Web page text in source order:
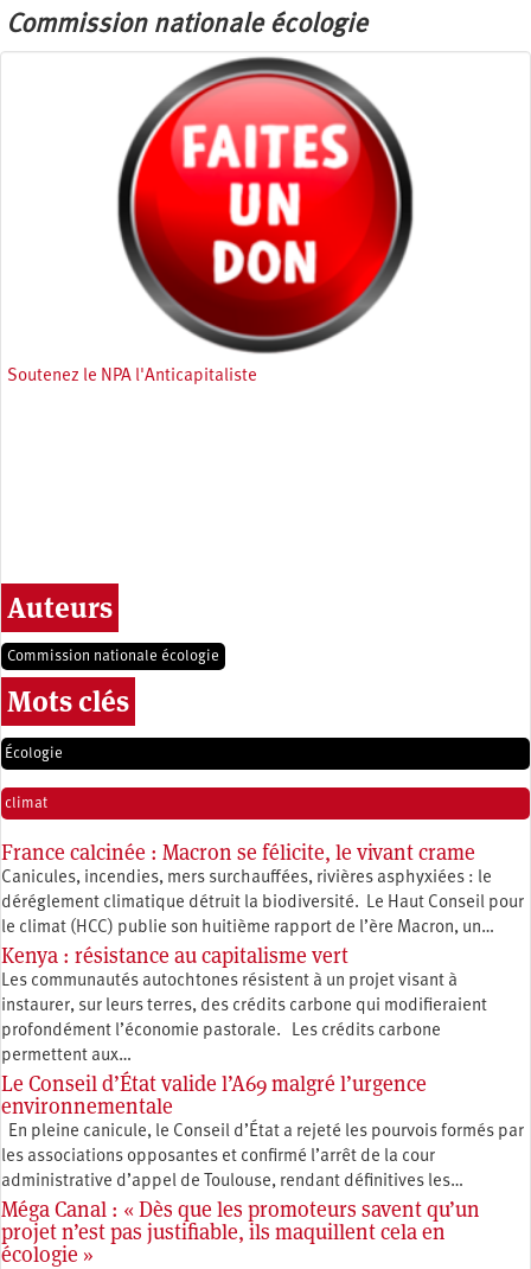
Commission nationale écologie
Soutenez le NPA l'Anticapitaliste
Auteurs
Commission nationale écologie
Mots clés
Écologie
climat
France calcinée : Macron se félicite, le vivant crame
Canicules, incendies, mers surchauffées, rivières asphyxiées : le
déréglement climatique détruit la biodiversité. Le Haut Conseil pour
le climat (HCC) publie son huitième rapport de l’ère Macron, un…
Kenya : résistance au capitalisme vert
Les communautés autochtones résistent à un projet visant à
instaurer, sur leurs terres, des crédits carbone qui modifieraient
profondément l’économie pastorale. Les crédits carbone
permettent aux…
Le Conseil d’État valide l’A69 malgré l’urgence
environnementale
En pleine canicule, le Conseil d’État a rejeté les pourvois formés par
les associations opposantes et confirmé l’arrêt de la cour
administrative d’appel de Toulouse, rendant définitives les…
Méga Canal : « Dès que les promoteurs savent qu’un
projet n’est pas justifiable, ils maquillent cela en
écologie »